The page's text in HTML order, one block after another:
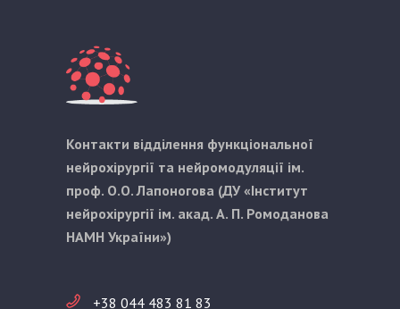
Контакти відділення функціональної
нейрохірургії та нейромодуляції ім.
проф. О.О. Лапоногова (ДУ «Інститут
нейрохірургії ім. акад. А. П. Ромоданова
НАМН України»)
+38 044 483 81 83